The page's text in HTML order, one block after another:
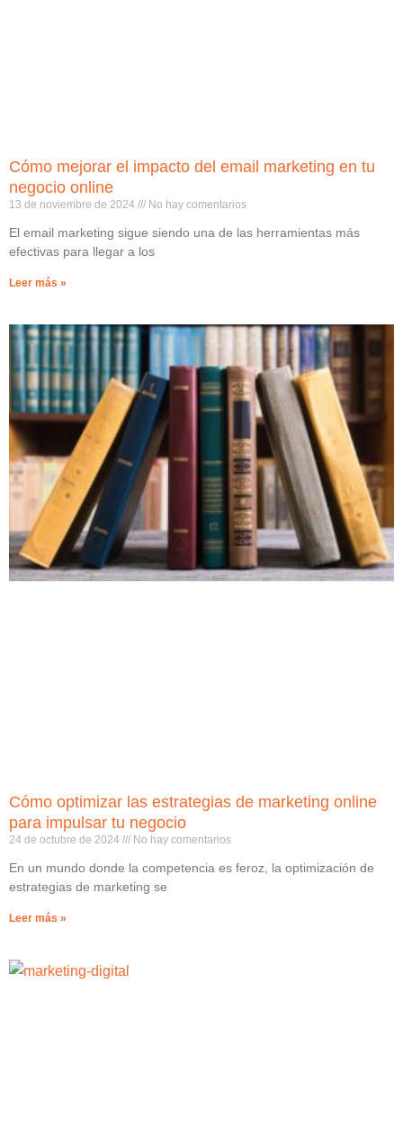
Cómo mejorar el impacto del email marketing en tu
negocio online
13 de noviembre de 2024 No hay comentarios
El email marketing sigue siendo una de las herramientas más
efectivas para llegar a los
Leer más »
Cómo optimizar las estrategias de marketing online
para impulsar tu negocio
24 de octubre de 2024 No hay comentarios
En un mundo donde la competencia es feroz, la optimización de
estrategias de marketing se
Leer más »